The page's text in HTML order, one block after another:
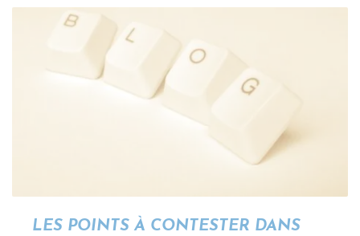
LES POINTS À CONTESTER DANS